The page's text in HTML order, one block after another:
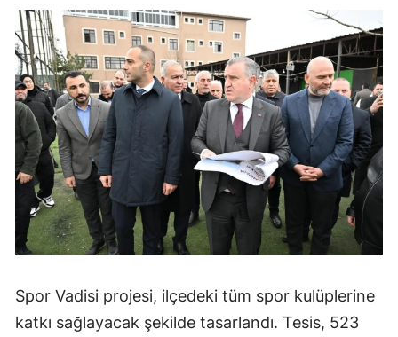
Spor Vadisi projesi, ilçedeki tüm spor kulüplerine
katkı sağlayacak şekilde tasarlandı. Tesis, 523